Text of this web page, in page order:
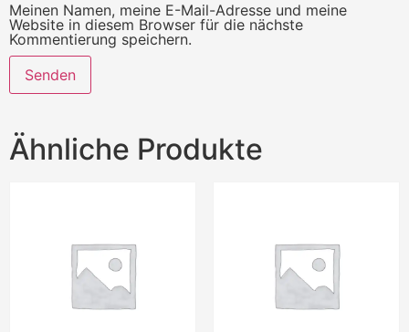
Meinen Namen, meine E-Mail-Adresse und meine
Website in diesem Browser für die nächste
Kommentierung speichern.
Ähnliche Produkte